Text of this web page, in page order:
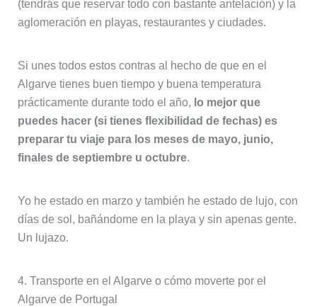
(tendrás que reservar todo con bastante antelación) y la
aglomeración en playas, restaurantes y ciudades.
Si unes todos estos contras al hecho de que en el
Algarve tienes buen tiempo y buena temperatura
prácticamente durante todo el año, lo mejor que
puedes hacer (si tienes flexibilidad de fechas) es
preparar tu viaje para los meses de mayo, junio,
finales de septiembre u octubre.
Yo he estado en marzo y también he estado de lujo, con
días de sol, bañándome en la playa y sin apenas gente.
Un lujazo.
4. Transporte en el Algarve o cómo moverte por el
Algarve de Portugal